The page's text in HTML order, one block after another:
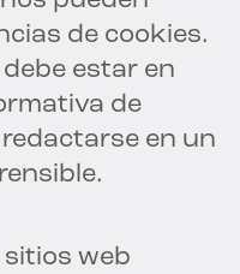
de cookies.
estar en
de
en un
web